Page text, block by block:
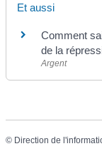
Et aussi
Comment
de la
Argent
© Direction de